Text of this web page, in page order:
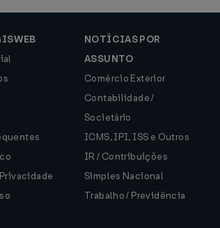
NOTÍCIAS POR
ASSUNTO
Comércio Exterior
Contabilidade /
Societário
ICMS, IPI, ISS e Outros
IR / Contribuições
Simples Nacional
Trabalho / Previdência